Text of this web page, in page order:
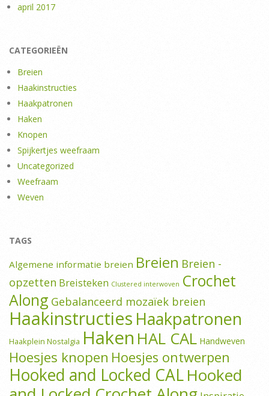
april 2017
CATEGORIEËN
Breien
Haakinstructies
Haakpatronen
Haken
Knopen
Spijkertjes weefraam
Uncategorized
Weefraam
Weven
TAGS
Algemene informatie breien Breien Breien -
opzetten Breisteken Clustered interwoven Crochet
Along Gebalanceerd mozaïek breien
Haakinstructies Haakpatronen
Haakplein Nostalgia Haken HAL CAL Handweven
Hoesjes knopen Hoesjes ontwerpen
Hooked and Locked CALHooked